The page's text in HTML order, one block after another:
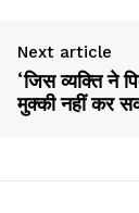
Next article
‘जिस व्यक्ति ने
मुक्की नहीं कर